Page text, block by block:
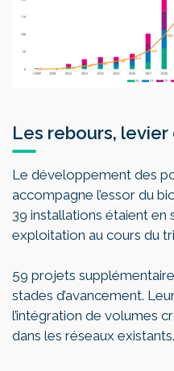
Les rebours,
Le développement des
accompagne l’essor du
39 installations étaient en
exploitation au cours du
59 projets
stades d’avancement.
l’intégration de volumes
dans les réseaux existants.